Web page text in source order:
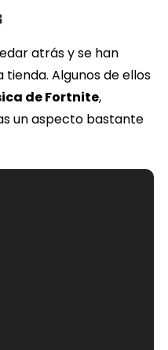
atrás y se han
Algunos de ellos
de Fortnite,
un aspecto bastante